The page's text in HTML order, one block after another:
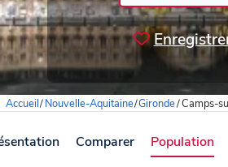
Accueil/Nouvelle-Aquitaine/Gironde/Camps-
Comparer Population